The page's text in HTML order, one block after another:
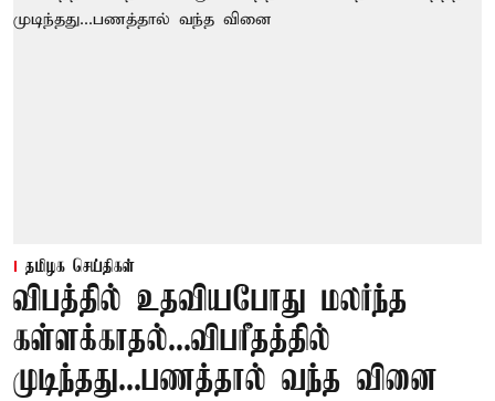
தமிழக செய்திகள்
விபத்தில் உதவியபோது மலர்ந்த
கள்ளக்காதல்...விபரீதத்தில்
முடிந்தது...பணத்தால் வந்த வினை